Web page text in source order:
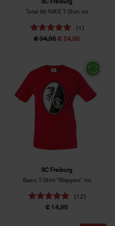
Total 90 NIKE T-Shirt rot
(1)
€ 34,95€ 24,95
SC Freiburg
Basic T-Shirt "Wappen" rot
(12)
€ 14,95